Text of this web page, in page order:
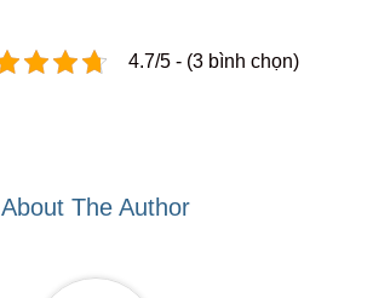
4.7/5 - (3 bình chọn)
About The Author